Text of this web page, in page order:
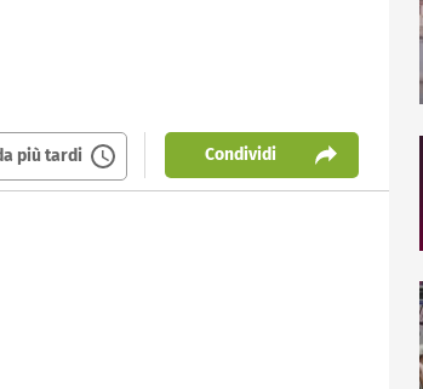
più tardi Condividi